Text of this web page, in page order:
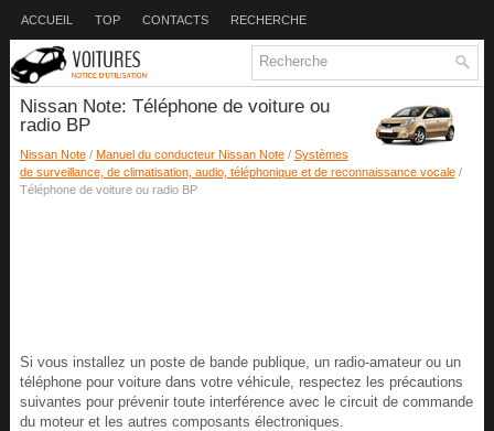
ACCUEIL TOP CONTACTS RECHERCHE
Nissan Note: Téléphone de voiture ou
radio BP
Nissan Note/ Manuel du conducteur Nissan Note/ Systèmes
de surveillance, de climatisation, audio, téléphonique et de reconnaissance vocale/
Téléphone de voiture ou radio BP
Si vous installez un poste de bande publique, un radio-amateur ou un
téléphone pour voiture dans votre véhicule, respectez les précautions
suivantes pour prévenir toute interférence avec le circuit de commande
du moteur et les autres composants électroniques.